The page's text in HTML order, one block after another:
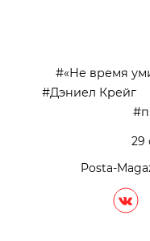
«Не время
Дэниел Крейг
29
Posta-